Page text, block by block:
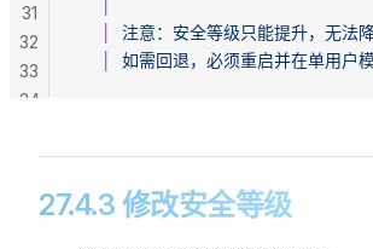
注意：安全等级只能提升，无法
如需回退，必须重启并在单用户
31
32
33
34
27.4.3 修改安全等级